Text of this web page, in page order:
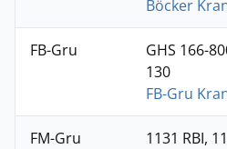
Böcker
FB-Gru
GHS 166-
130
FB-Gru
FM-Gru
1131 RBI,